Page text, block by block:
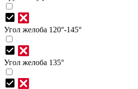
Угол желоба 120°-145°
Угол желоба 135°